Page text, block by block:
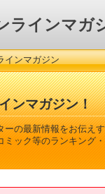
ラインマガ
インマガジン
ンマガジン！
ーの最新情報をお伝え
ミック等のランキング